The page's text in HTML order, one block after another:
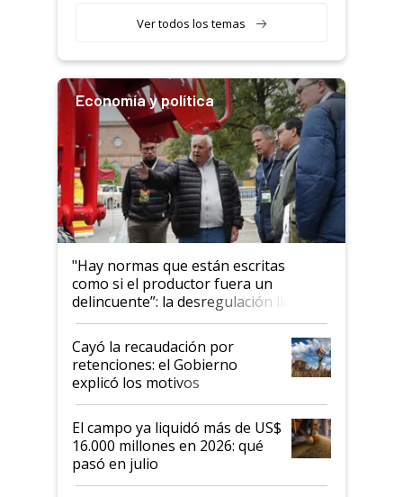
Ver todos los temas
Economía y política
"Hay normas que están escritas
como si el productor fuera un
delincuente”: la desregulación llegó
al Congreso Aapresid y hasta se
habló del financiamiento al IPCVA
Cayó la recaudación por
retenciones: el Gobierno
explicó los motivos
El campo ya liquidó más de US$
16.000 millones en 2026: qué
pasó en julio